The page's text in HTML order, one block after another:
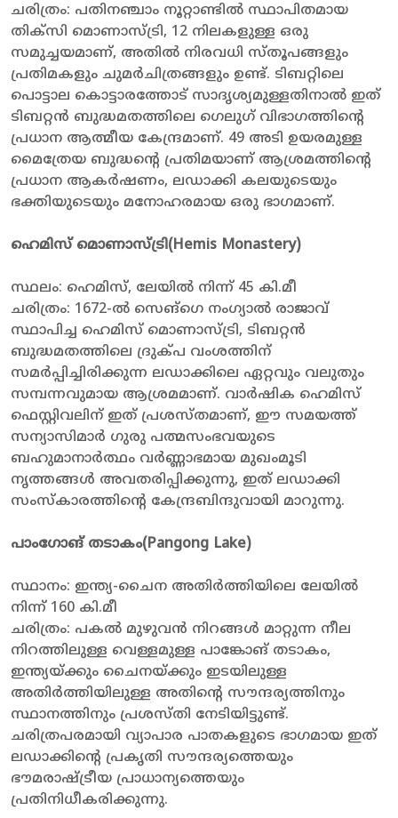
ചരിത്രം: പതിനഞ്ചാം നൂറ്റാണ്ടിൽ സ്ഥാപിതമായ
തിക്‌സി മൊണാസ്ട്രി, 12 നിലകളുള്ള ഒരു
സമുച്ചയമാണ്, അതിൽ നിരവധി സ്തൂപങ്ങളും
പ്രതിമകളും ചുമർചിത്രങ്ങളും ഉണ്ട്. ടിബറ്റിലെ
പൊട്ടാല കൊട്ടാരത്തോട് സാദൃശ്യമുള്ളതിനാൽ ഇത്
ടിബറ്റൻ ബുദ്ധമതത്തിലെ ഗെലുഗ് വിഭാഗത്തിൻ്റെ
പ്രധാന ആത്മീയ കേന്ദ്രമാണ്. 49 അടി ഉയരമുള്ള
മൈത്രേയ ബുദ്ധൻ്റെ പ്രതിമയാണ് ആശ്രമത്തിൻ്റെ
പ്രധാന ആകർഷണം, ലഡാക്കി കലയുടെയും
ഭക്തിയുടെയും മനോഹരമായ ഒരു ഭാഗമാണ്.
ഹെമിസ് മൊണാസ്ട്രി(Hemis Monastery)
സ്ഥലം: ഹെമിസ്, ലേയിൽ നിന്ന് 45 കി.മീ
ചരിത്രം: 1672-ൽ സെങ്ഗെ നംഗ്യാൽ രാജാവ്
സ്ഥാപിച്ച ഹെമിസ് മൊണാസ്ട്രി, ടിബറ്റൻ
ബുദ്ധമതത്തിലെ ദ്രുക്പ വംശത്തിന്
സമർപ്പിച്ചിരിക്കുന്ന ലഡാക്കിലെ ഏറ്റവും വലുതും
സമ്പന്നവുമായ ആശ്രമമാണ്. വാർഷിക ഹെമിസ്
ഫെസ്റ്റിവലിന് ഇത് പ്രശസ്തമാണ്, ഈ സമയത്ത്
സന്യാസിമാർ ഗുരു പത്മസംഭവയുടെ
ബഹുമാനാർത്ഥം വർണ്ണാഭമായ മുഖംമൂടി
നൃത്തങ്ങൾ അവതരിപ്പിക്കുന്നു, ഇത് ലഡാക്കി
സംസ്കാരത്തിൻ്റെ കേന്ദ്രബിന്ദുവായി മാറുന്നു.
പാംഗോങ് തടാകം(Pangong Lake)
സ്ഥാനം: ഇന്ത്യ-ചൈന അതിർത്തിയിലെ ലേയിൽ
നിന്ന് 160 കി.മീ
ചരിത്രം: പകൽ മുഴുവൻ നിറങ്ങൾ മാറ്റുന്ന നീല
നിറത്തിലുള്ള വെള്ളമുള്ള പാങ്കോങ് തടാകം,
ഇന്ത്യയ്ക്കും ചൈനയ്ക്കും ഇടയിലുള്ള
അതിർത്തിയിലുള്ള അതിൻ്റെ സൗന്ദര്യത്തിനും
സ്ഥാനത്തിനും പ്രശസ്തി നേടിയിട്ടുണ്ട്.
ചരിത്രപരമായി വ്യാപാര പാതകളുടെ ഭാഗമായ ഇത്
ലഡാക്കിൻ്റെ പ്രകൃതി സൗന്ദര്യത്തെയും
ഭൗമരാഷ്ട്രീയ പ്രാധാന്യത്തെയും
പ്രതിനിധീകരിക്കുന്നു.